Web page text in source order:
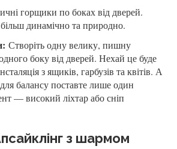
горщики по боках від дверей.
динамічно та природно.
Створіть одну велику, пишну
боку від дверей. Нехай це буде
з ящиків, гарбузів та квітів. А
балансу поставте лише один
— високий ліхтар або сніп
з шармом